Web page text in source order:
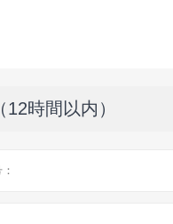
時間以内）